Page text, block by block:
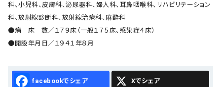
科、小児科、皮膚科、泌尿器科、婦人科、耳鼻咽喉科、リハビリテーション
科、放射線診断科、放射線治療科、麻酔科
●病 床 数／１７９床（一般１７５床、感染症４床）
●開設年月日／１９４１年８月
Facebook X